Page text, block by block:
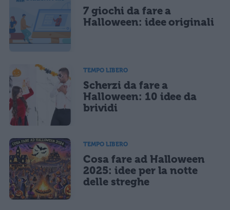
Ho letto e acconsento l'informativasulla privacy
Acconsento all'uso dei miei dati da parte di terzi per finalità di
marketing diretto con modalità automatizzate o tradizionali
CONFERMA E PUBBLICA
7 giochi da fare a
Halloween: idee originali
TEMPO LIBERO
Scherzi da fare a
Halloween: 10 idee da
brividi
TEMPO LIBERO
Cosa fare ad Halloween
2025: idee per la notte
delle streghe